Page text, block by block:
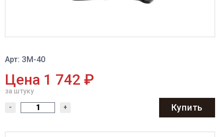
Арт: ЗМ-40
Цена 1 742 ₽
за штуку
- + Купить